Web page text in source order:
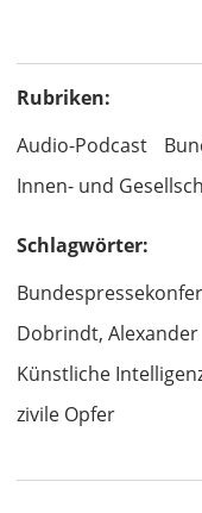
Rubriken:
Audio-Podcast
Innen- und
Schlagwörter:
Dobrindt, Alexander
Künstliche
zivile Opfer